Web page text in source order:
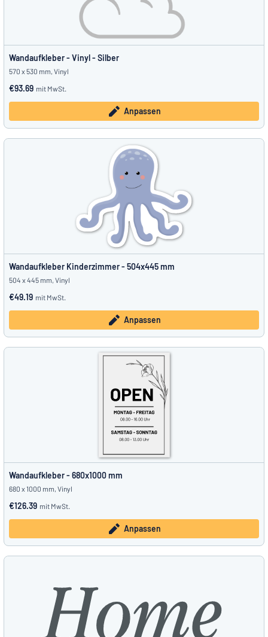
Wandaufkleber - Vinyl - Silber
570 x 530 mm, Vinyl
€93.69 mit MwSt.
Anpassen
Wandaufkleber Kinderzimmer - 504x445 mm
504 x 445 mm, Vinyl
€49.19 mit MwSt.
Anpassen
Wandaufkleber - 680x1000 mm
680 x 1000 mm, Vinyl
€126.39 mit MwSt.
Anpassen